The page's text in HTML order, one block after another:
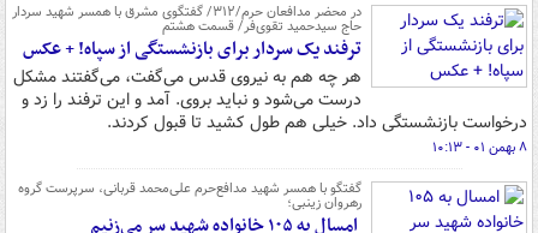
در محضر مدافعان حرم/۳۱۲/ گفتگوی مشرق با همسر شهید سردار
حاج سیدحمید تقوی‌فر/ قسمت هشتم
ترفند یک سردار برای بازنشستگی از سپاه! + عکس
هر چه هم به نیروی قدس می‌گفت، می‌گفتند مشکل
درست می‌شود و نباید بروی. آمد و این ترفند را زد و
درخواست بازنشستگی داد. خیلی هم طول کشید تا قبول کردند.
۸ بهمن ۰۱ - ۱۰:۱۳
گفتگو با همسر شهید مدافع‌حرم علی‌محمد قربانی، سرپرست گروه
رهروان زینبی؛
امسال به ۱۰۵ خانواده شهید سر می‌زنیم